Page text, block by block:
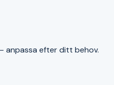
anpassa efter ditt behov.